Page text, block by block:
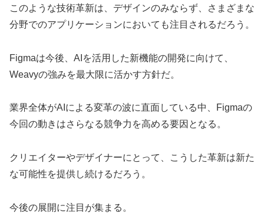
このような技術革新は、デザインのみならず、さまざまな
分野でのアプリケーションにおいても注目されるだろう。
Figmaは今後、AIを活用した新機能の開発に向けて、
Weavyの強みを最大限に活かす方針だ。
業界全体がAIによる変革の波に直面している中、Figmaの
今回の動きはさらなる競争力を高める要因となる。
クリエイターやデザイナーにとって、こうした革新は新た
な可能性を提供し続けるだろう。
今後の展開に注目が集まる。